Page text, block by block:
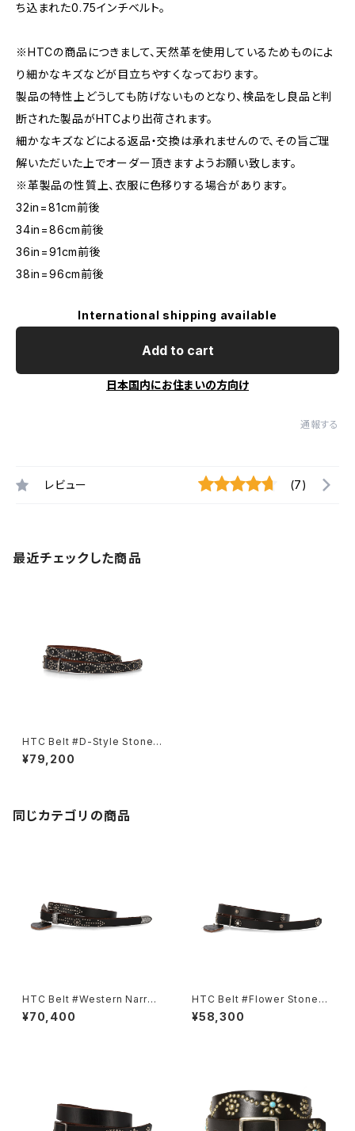
ち込まれた0.75インチベルト。
※HTCの商品につきまして、天然革を使用しているためものによ
り細かなキズなどが目立ちやすくなっております。
製品の特性上どうしても防げないものとなり、検品をし良品と判
断された製品がHTCより出荷されます。
細かなキズなどによる返品・交換は承れませんので、その旨ご理
解いただいた上でオーダー頂きますようお願い致します。
※革製品の性質上、衣服に色移りする場合があります。
32in=81cm前後
34in=86cm前後
36in=91cm前後
38in=96cm前後
International shipping available
Add to cart
日本国内にお住まいの方向け
通報する
レビュー (7)
最近チェックした商品
HTC Belt #D-Style Stone
0.75
¥79,200
同じカテゴリの商品
HTC Belt #Western Narrow
Born&Arrow Umbrella 0.75
¥70,400
HTC Belt #Flower Stone40
0.75
¥58,300